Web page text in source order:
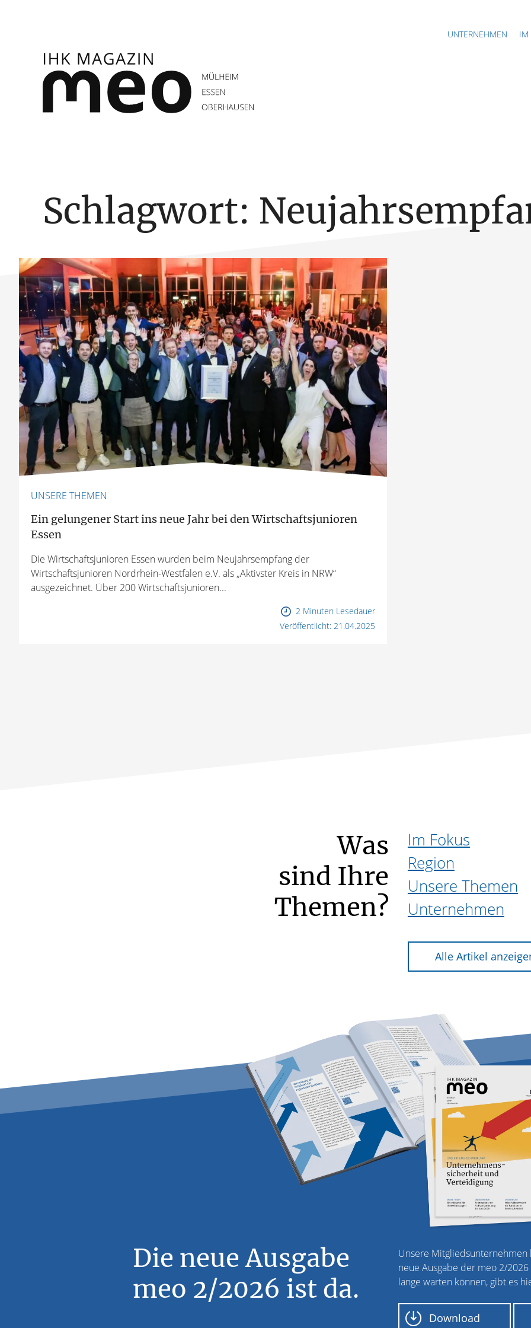
UNTERNEHMEN IM
Schlagwort:
UNSERE THEMEN
Ein gelungener Start ins neue Jahr bei den Wirtschaftsjunioren
Essen
Die Wirtschaftsjunioren Essen wurden beim Neujahrsempfang der
Wirtschaftsjunioren Nordrhein-Westfalen e.V. als „Aktivster Kreis in NRW“
ausgezeichnet. Über 200 Wirtschaftsjunioren...
2 Minuten Lesedauer
Veröffentlicht: 21.04.2025
Was
sind Ihre
Themen?
Im Fokus
Region
Unsere Themen
Unternehmen
Alle Artikel
Die neue Ausgabe
meo 2/2026 ist da.
Unsere
neue Ausgabe der meo 2/
lange warten können, gibt es
Download